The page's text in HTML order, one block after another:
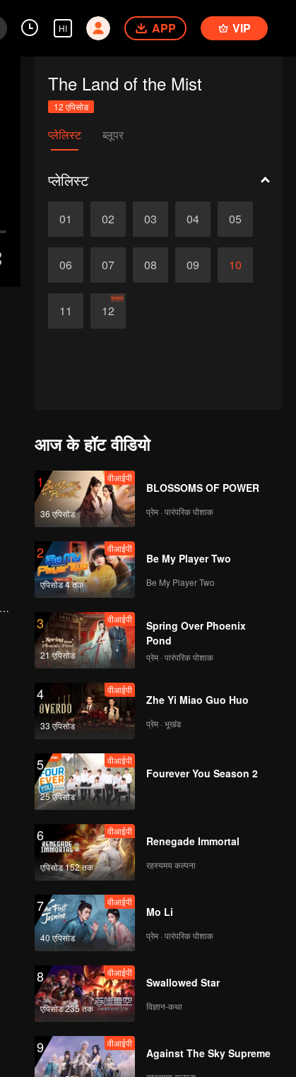
HI APP VIP
The Land of the Mist
12 एपिसोड
प्लेलिस्ट ब्लूपर
प्लेलिस्ट
01 02 03 04 05
06 07 08 09 10
11 12
समाप्त
आज के हॉट वीडियो
1
36 एपिसोड
वीआईपी
BLOSSOMS OF POWER
प्रेम · पारंपरिक पोशाक
2
एपिसोड 4 तक
वीआईपी
Be My Player Two
Be My Player Two
3
21 एपिसोड
वीआईपी
Spring Over Phoenix
Pond
प्रेम · पारंपरिक पोशाक
4
33 एपिसोड
वीआईपी
Zhe Yi Miao Guo Huo
प्रेम · भूखंड
5
25 एपिसोड
वीआईपी
Fourever You Season 2
6
एपिसोड 152 तक
वीआईपी
Renegade Immortal
रहस्यमय कल्पना
7
40 एपिसोड
वीआईपी
Mo Li
प्रेम · पारंपरिक पोशाक
8
एपिसोड 235 तक
वीआईपी
Swallowed Star
विज्ञान-कथा
9 वीआईपी
Against The Sky Supreme